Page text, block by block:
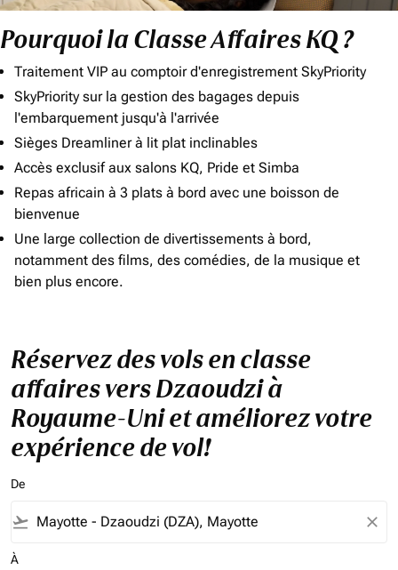
Pourquoi la Classe Affaires KQ ?
Traitement VIP au comptoir d'enregistrement SkyPriority
SkyPriority sur la gestion des bagages depuis
l'embarquement jusqu'à l'arrivée
Sièges Dreamliner à lit plat inclinables
Accès exclusif aux salons KQ, Pride et Simba
Repas africain à 3 plats à bord avec une boisson de
bienvenue
Une large collection de divertissements à bord,
notamment des films, des comédies, de la musique et
bien plus encore.
Réservez des vols en classe
affaires vers Dzaoudzi à
Royaume-Uni et améliorez votre
expérience de vol!
De
flight_takeoff close
À